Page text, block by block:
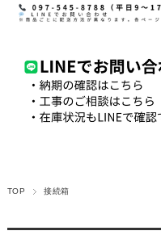
TOP 接続箱